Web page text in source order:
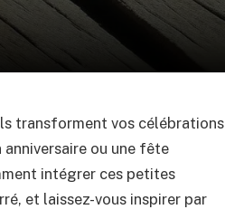
transforment vos célébrations
ou une fête
intégrer ces petites
et laissez-vous inspirer par